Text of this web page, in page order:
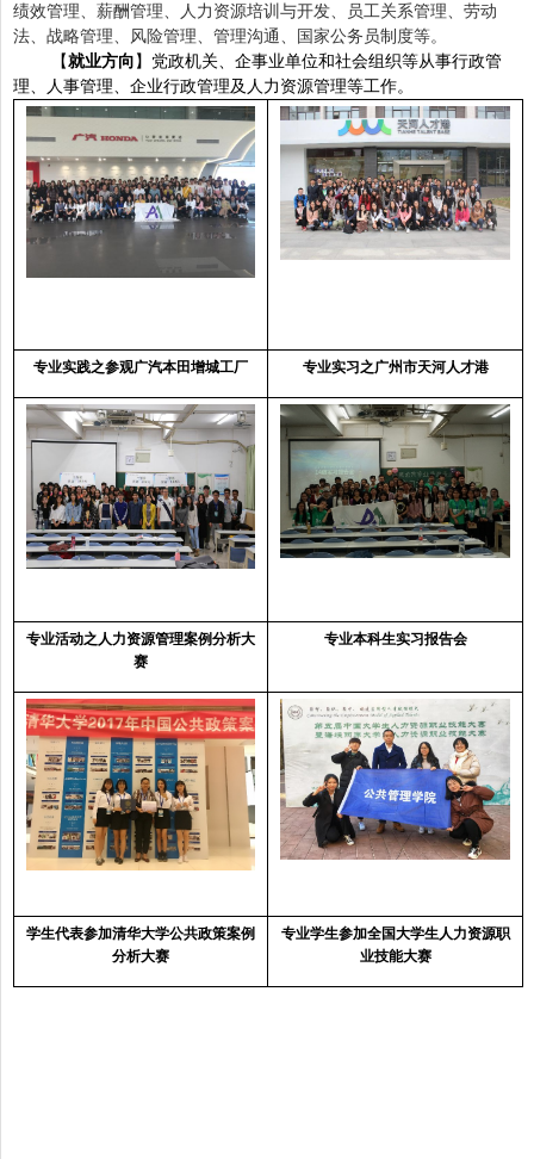
绩效管理、薪酬管理、人力资源培训与开发、员工关系管理、劳动
法、战略管理、风险管理、管理沟通、国家公务员制度等。
【就业方向】党政机关、企事业单位和社会组织等从事行政管
理、人事管理、企业行政管理及人力资源管理等工作。
专业实践之参观广汽本田增城工厂 专业实习之广州市天河人才港
专业活动之人力资源管理案例分析大
赛
专业本科生实习报告会
学生代表参加清华大学公共政策案例
分析大赛
专业学生参加全国大学生人力资源职
业技能大赛